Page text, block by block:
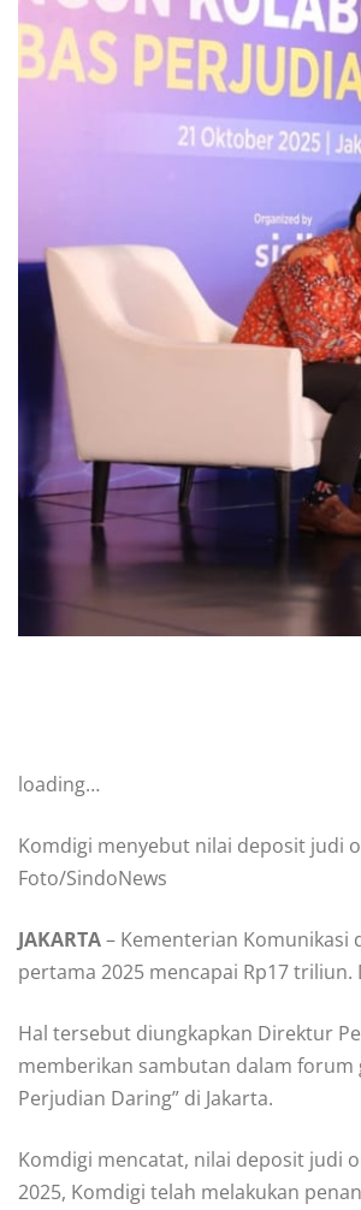
loading…
Komdigi menyebut nilai deposit judi
Foto/SindoNews
JAKARTA– Kementerian Komunikasi
pertama 2025 mencapai Rp17
Hal tersebut diungkapkan Direktur
memberikan sambutan dalam forum
Perjudian Daring” di Jakarta.
Komdigi mencatat, nilai deposit judi
2025, Komdigi telah melakukan